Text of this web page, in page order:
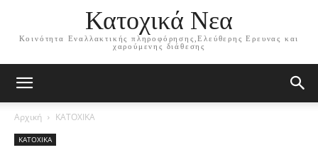
Κατοχικά Νεα
Κοινότητα Εναλλακτικής πληροφόρησης,Ελεύθερης Ερευνας και
χαρούμενης διάθεσης
Αρχική ΚΑΤΟΧΙΚΑ
ΚΑΤΟΧΙΚΑ